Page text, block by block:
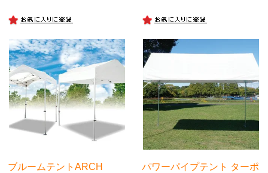
ブルームテントARCH
パワーパイプテント ターポ